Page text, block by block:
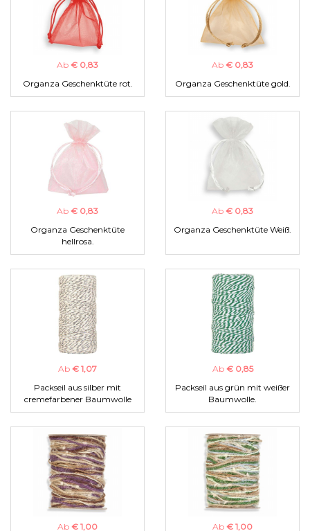
Ab € 0,83
Organza Geschenktüte rot.
Ab € 0,83
Organza Geschenktüte gold.
Ab € 0,83
Organza Geschenktüte
hellrosa.
Ab € 0,83
Organza Geschenktüte Weiß.
Ab € 1,07
Packseil aus silber mit
cremefarbener Baumwolle
Ab € 0,85
Packseil aus grün mit weißer
Baumwolle.
Ab € 1,00 Ab € 1,00